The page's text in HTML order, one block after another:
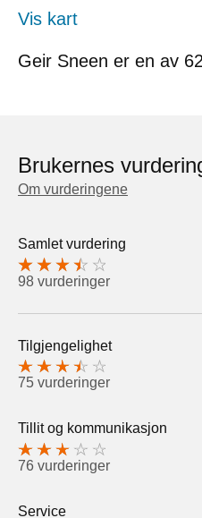
Vis kart
Geir Sneen er en av
Brukernes
Om vurderingene
Samlet vurdering
98 vurderinger
Tilgjengelighet
75 vurderinger
Tillit og kommunikasjon
76 vurderinger
Service